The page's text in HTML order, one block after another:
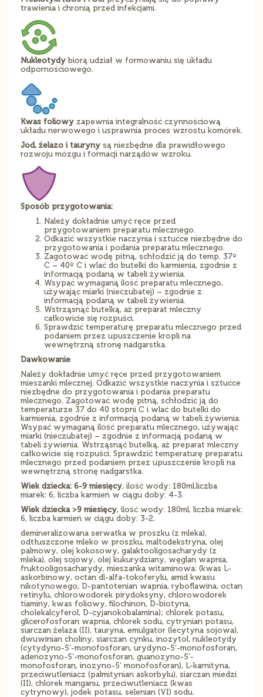
trawienia i chronią przed infekcjami.
Nukleotydy biorą udział w formowaniu się układu
odpornościowego.
Kwas foliowy zapewnia integralność czynnościową
układu nerwowego i usprawnia proces wzrostu komórek.
Jod, żelazo i tauryny są niezbędne dla prawidłowego
rozwoju mózgu i formacji narządów wzroku.
Sposób przygotowania:
Należy dokładnie umyć ręce przed
przygotowaniem preparatu mlecznego.
Odkazić wszystkie naczynia i sztućce niezbędne do
przygotowania i podania preparatu mlecznego.
Zagotować wodę pitną, schłodzić ją do temp. 37º
C – 40º C i wlać do butelki do karmienia, zgodnie z
informacją podaną w tabeli żywienia.
Wsypać wymaganą ilość preparatu mlecznego,
używając miarki (nieczubatej) – zgodnie z
informacją podaną w tabeli żywienia.
Wstrząsnąć butelką, aż preparat mleczny
całkowicie się rozpuści.
Sprawdzić temperaturę preparatu mlecznego przed
podaniem przez upuszczenie kropli na
wewnętrzną stronę nadgarstka.
Dawkowanie
Należy dokładnie umyć ręce przed przygotowaniem
mieszanki mlecznej. Odkazić wszystkie naczynia i sztućce
niezbędne do przygotowania i podania preparatu
mlecznego. Zagotować wodę pitną, schłodzić ją do
temperaturze 37 do 40 stopni C i wlać do butelki do
karmienia, zgodnie z informacją podaną w tabeli żywienia.
Wsypać wymaganą ilość preparatu mlecznego, używając
miarki (nieczubatej) – zgodnie z informacją podaną w
tabeli żywienia. Wstrząsnąć butelką, aż preparat mleczny
całkowicie się rozpuści. Sprawdzić temperaturę preparatu
mlecznego przed podaniem przez upuszczenie kropli na
wewnętrzną stronę nadgarstka.
Wiek dziecka: 6-9 miesięcy, ilość wody: 180ml,liczba
miarek: 6, liczba karmień w ciągu doby: 4-3.
Wiek dziecka >9 miesięcy, ilość wody: 180ml, liczba miarek:
6, liczba karmień w ciągu doby: 3-2.
demineralizowana serwatka w proszku (z mleka),
odtłuszczone mleko w proszku, maltodekstryna, olej
palmowy, olej kokosowy, galaktooligosacharydy (z
mleka), olej sojowy, olej kukurydziany, węglan wapnia,
fruktooligosacharydy, mieszanka witaminowa: (kwas L-
askorbinowy, octan dl-alfa-tokoferylu, amid kwasu
nikotynowego, D-pantotenian wapnia, ryboflawina, octan
retinylu, chlorowodorek pirydoksyny, chlorowodorek
tiaminy, kwas foliowy, filochinon, D-biotyna,
cholekalcyferol, D-cyjanokobalamina); chlorek potasu,
glicerofosforan wapnia, chlorek sodu, cytrynian potasu,
siarczan żelaza (II), tauryna, emulgator (lecytyna sojowa),
dwuwinian choliny, siarczan cynku, inozytol, nukleotydy
(cytydyno-5’-monofosforan, urydyno-5’-monofosforan,
adenozyno-5’-monofosforan, guanozyno-5’-
monofosforan, inozyno-5’ monofosforan), L-karnityna,
przeciwutleniacz (palmitynian askorbylu), siarczan miedzi
(II), chlorek manganu, przeciwutleniacz (kwas
cytrynowy), jodek potasu, selenian (VI) sodu.